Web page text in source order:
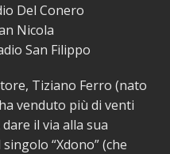
Del Conero
Nicola
San Filippo
Tiziano Ferro (nato
venduto più di venti
il via alla sua
“Xdono” (che